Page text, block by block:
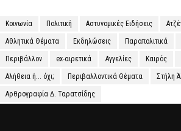
Κοινωνία Πολιτική Αστυνομικές Ειδήσεις
Αθλητικά Θέματα Εκδηλώσεις Παραπολιτικά
Περιβάλλον ex-αιρετικά Αγγελίες Καιρός
Αλήθεια ή... όχι; Περιβαλλοντικά Θέματα Στήλη
Αρθρογραφία Δ. Ταρατσίδης